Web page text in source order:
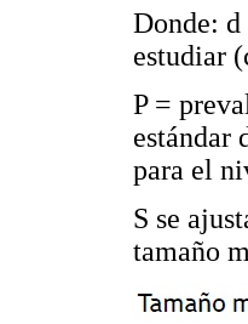
Donde:
estudiar
P =
estándar
para el
S se
tamaño